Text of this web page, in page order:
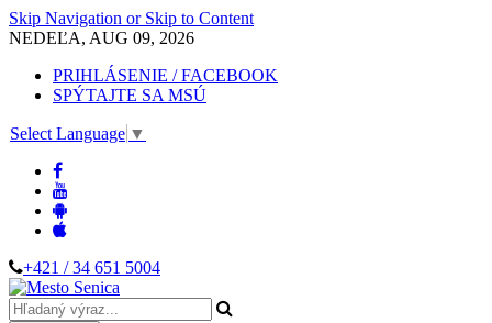
Skip Navigation or Skip to Content
NEDEĽA, AUG 09, 2026
PRIHLÁSENIE / FACEBOOK
SPÝTAJTE SA MSÚ
Select Language ▼
+421 / 34 651 5004